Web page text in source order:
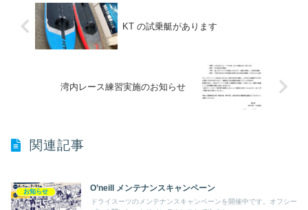
KT の試乗艇があります
湾内レース練習実施のお知らせ
関連記事
お知らせ O’neill メンテナンスキャンペーン
ドライスーツのメンテナンスキャンペーンを開催中です。オフシー